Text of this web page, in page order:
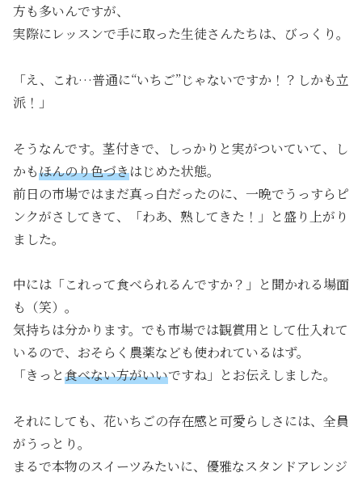
方も多いんですが、
実際にレッスンで手に取った生徒さんたちは、びっくり。
「え、これ…普通に“いちご”じゃないですか！？しかも立
派！」
そうなんです。茎付きで、しっかりと実がついていて、し
かもほんのり色づきはじめた状態。
前日の市場ではまだ真っ白だったのに、一晩でうっすらピ
ンクがさしてきて、「わあ、熟してきた！」と盛り上がり
ました。
中には「これって食べられるんですか？」と聞かれる場面
も（笑）。
気持ちは分かります。でも市場では観賞用として仕入れて
いるので、おそらく農薬なども使われているはず。
「きっと食べない方がいいですね」とお伝えしました。
それにしても、花いちごの存在感と可愛らしさには、全員
がうっとり。
まるで本物のスイーツみたいに、優雅なスタンドアレンジ